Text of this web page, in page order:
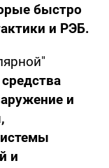
быстро
и РЭБ.
средства
и
и